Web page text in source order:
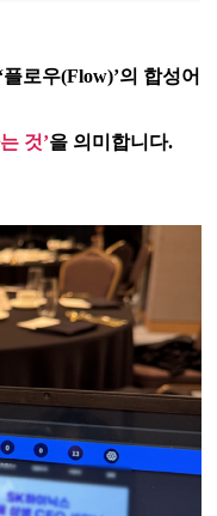
플로우(Flow)’의 합성어
것’을 의미합니다.